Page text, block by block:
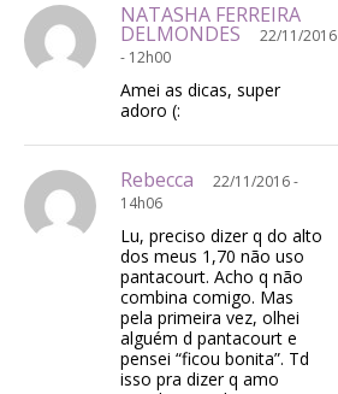
NATASHA FERREIRA
DELMONDES
22/11/2016
- 12h00
Amei as dicas, super
adoro (:
Rebecca
22/11/2016 -
14h06
Lu, preciso dizer q do alto
dos meus 1,70 não uso
pantacourt. Acho q não
combina comigo. Mas
pela primeira vez, olhei
alguém d pantacourt e
pensei “ficou bonita”. Td
isso pra dizer q amo